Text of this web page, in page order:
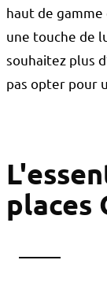
haut de
une touche de
souhaitez plus
pas opter pour
places